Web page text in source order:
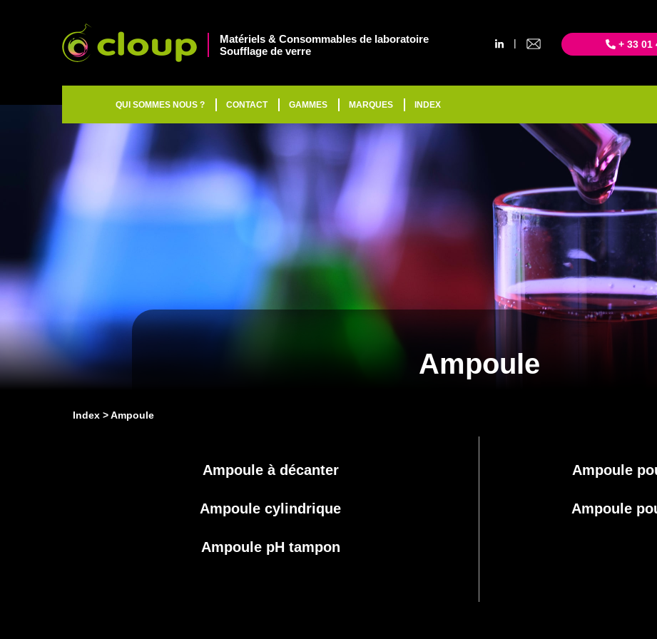
Matériels & Consommables de laboratoire
Soufflage de verre
| + 33 01
QUI SOMMES NOUS ? CONTACT GAMMES MARQUES INDEX
Ampoule
Index Ampoule
Ampoule à décanter
Ampoule cylindrique
Ampoule pH tampon
Ampoule
Ampoule